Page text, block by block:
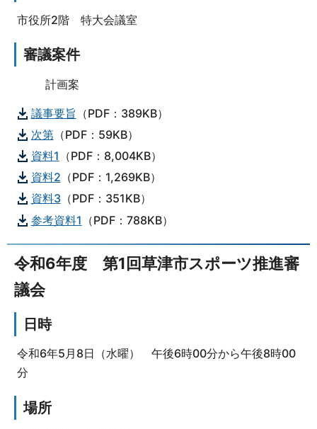
市役所2階 特大会議室
審議案件
計画案
議事要旨 （PDF：389KB）
次第（PDF：59KB）
資料1 （PDF：8,004KB）
資料2 （PDF：1,269KB）
資料3（PDF：351KB）
参考資料1 （PDF：788KB）
令和6年度 第1回草津市スポーツ推進審
議会
日時
令和6年5月8日（水曜） 午後6時00分から午後8時00
分
場所